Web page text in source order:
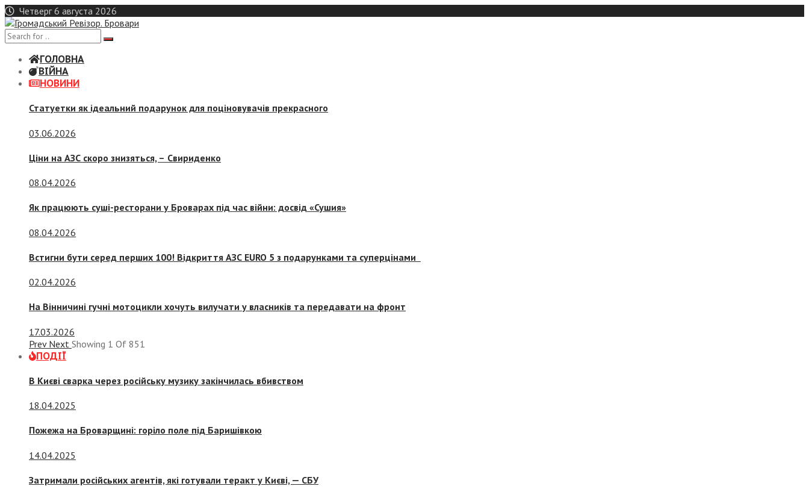
Skip
to
content
Четверг 6 августа 2026
ГОЛОВНА
ВІЙНА
НОВИНИ
Статуетки як ідеальний подарунок для поціновувачів прекрасного
03.06.2026
Ціни на АЗС скоро знизяться, – Свириденко
08.04.2026
Як працюють суші-ресторани у Броварах під час війни: досвід «Сушия»
08.04.2026
Встигни бути серед перших 100! Відкриття АЗС EURO 5 з подарунками та суперцінами
02.04.2026
На Вінничині гучні мотоцикли хочуть вилучати у власників та передавати на фронт
17.03.2026
Prev Next Showing 1 Of 851
ПОДІЇ
В Києві сварка через російську музику закінчилась вбивством
18.04.2025
Пожежа на Броварщині: горіло поле під Баришівкою
14.04.2025
Затримали російських агентів, які готували теракт у Києві, — СБУ